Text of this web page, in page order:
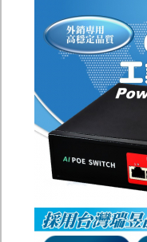
投光設備
防護罩及支架
多路攝影機單軸傳輸
監聽器.麥克風
網路設備
視訊轉換設備
雙絞線傳輸器
雜訊改善器
分配放大器
網路線用水晶頭
線頭.插座.延長線.HDMI線
集線盒.防水盒.配線盒